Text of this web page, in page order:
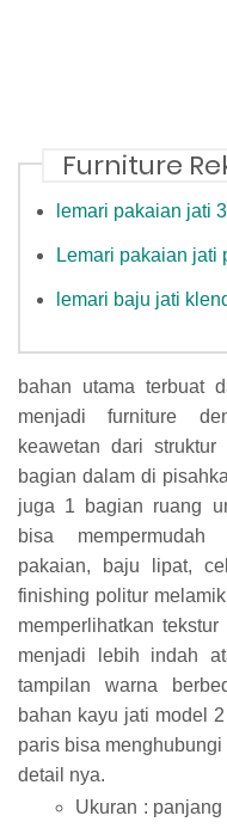
Furniture
lemari pakaian jati
Lemari pakaian jati
lemari baju jati
bahan utama terbuat
menjadi furniture
keawetan dari
bagian dalam di
juga 1 bagian ruang
bisa mempermudah
pakaian, baju lipat,
finishing politur
memperlihatkan
menjadi lebih indah
tampilan warna
bahan kayu jati model
paris bisa
detail nya.
Ukuran :